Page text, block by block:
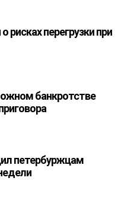
рисках перегрузки при
банкротстве
петербуржцам